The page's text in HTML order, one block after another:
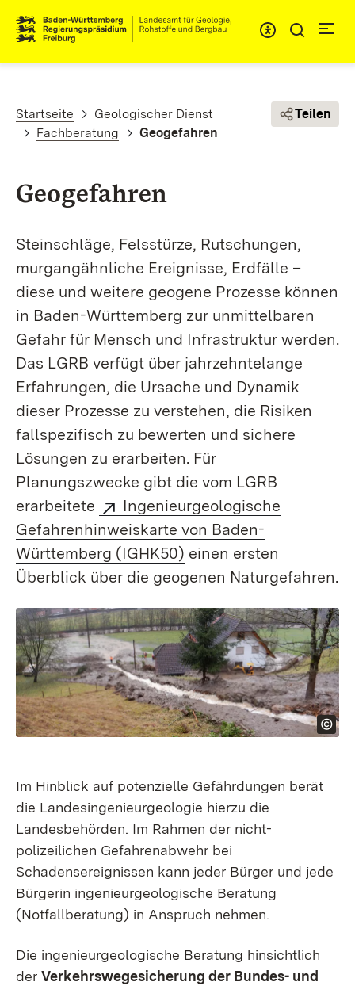
Pfadnavigation
Startseite
Geologischer Dienst
Fachberatung
Geogefahren
Teilen
Geogefahren
Steinschläge, Felsstürze, Rutschungen,
murgangähnliche Ereignisse, Erdfälle –
diese und weitere geogene Prozesse können
in Baden-Württemberg zur unmittelbaren
Gefahr für Mensch und Infra­struktur werden.
Das LGRB verfügt über jahrzehntelange
Erfahrungen, die Ursache und Dynamik
dieser Prozesse zu verstehen, die Risiken
fallspezifisch zu bewerten und sichere
Lösungen zu erarbeiten. Für
Planungszwecke gibt die vom LGRB
erarbeitete
Ingenieurgeologische
Gefahren­hinweiskarte von Baden-
Württemberg (IGHK50) einen ersten
Überblick über die geogenen Natur­gefahren.
Im Hinblick auf potenzielle Gefährdungen berät
die Landesingenieurgeologie hierzu die
Landesbehörden. Im Rahmen der nicht-
polizeilichen Gefahrenabwehr bei
Schadensereignissen kann jeder Bürger und jede
Bürgerin ingenieurgeologische Beratung
(Notfallberatung) in Anspruch nehmen.
Die ingenieurgeologische Beratung hinsichtlich
der Verkehrswegesicherung der Bundes- und